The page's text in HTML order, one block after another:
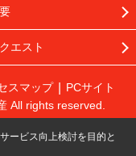
エスト
スマップ
PCサイト
All rights reserved.
ービス向上検討を目的と